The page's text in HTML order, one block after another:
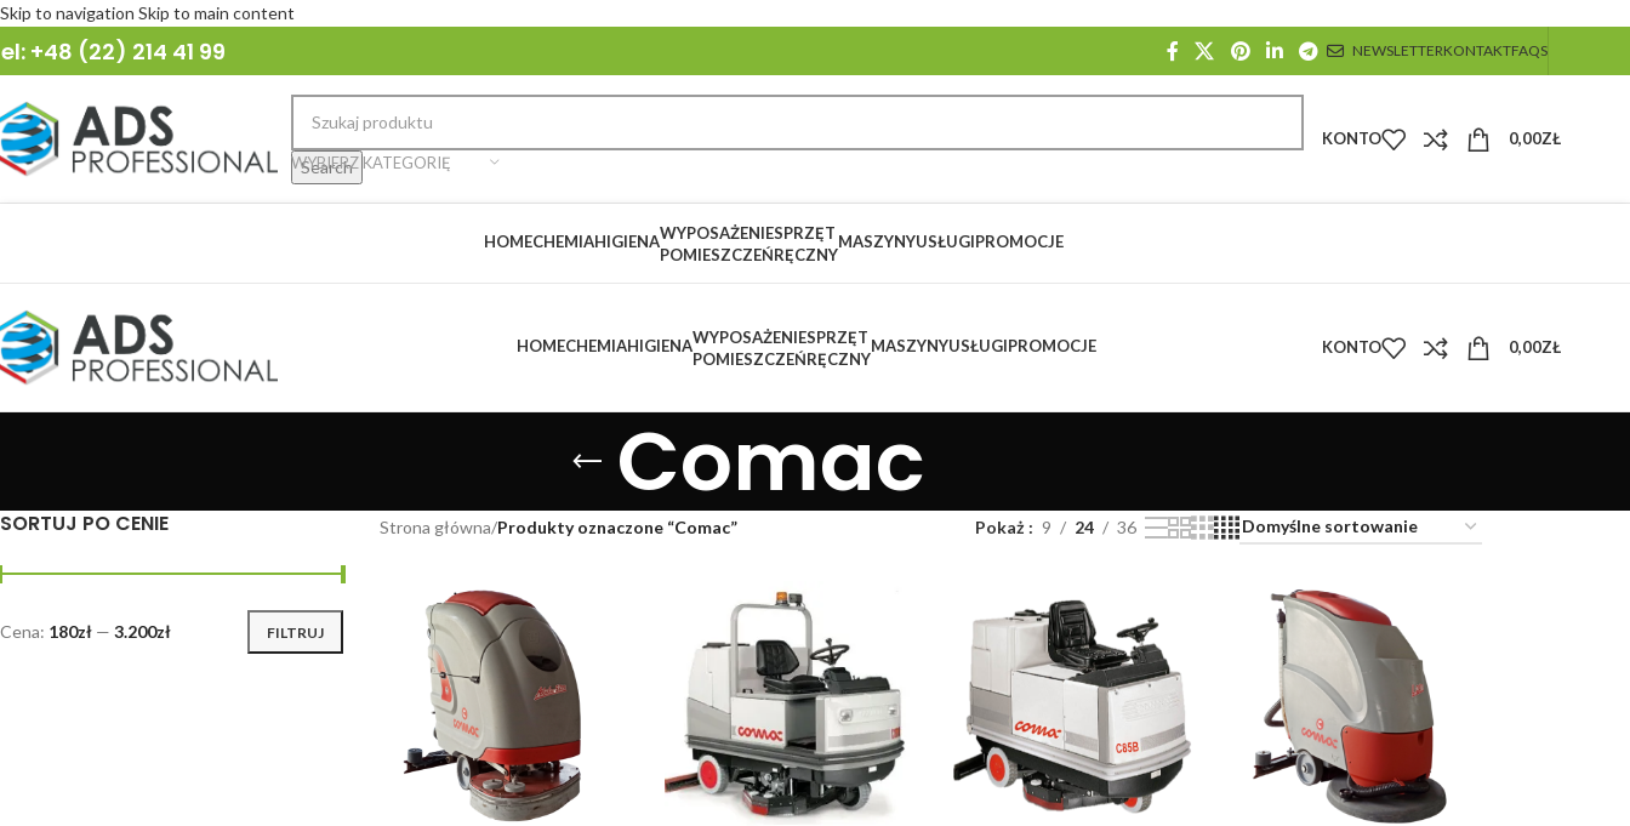
Skip to navigation Skip to main content
+48 (22) 214 41 99 NEWSLETTERKONTAKTFAQS
WYBIERZ KATEGORIĘ
Search
KONTO 0,00ZŁ
HOMECHEMIAHIGIENAWYPOSAŻENIE
POMIESZCZEŃ
SPRZĘT
RĘCZNY
MASZYNYUSŁUGIPROMOCJE
HOMECHEMIAHIGIENAWYPOSAŻENIE
POMIESZCZEŃ
SPRZĘT
RĘCZNY
MASZYNYUSŁUGIPROMOCJE KONTO 0,00ZŁ
Comac
SORTUJ PO CENIE
FILTRUJ
Cena: 180zł — 3.200zł
Strona główna/Produkty oznaczone “Comac” Pokaż 9 24 36